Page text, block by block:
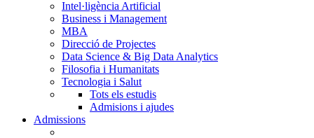
Intel·ligència Artificial
Business i Management
MBA
Direcció de Projectes
Data Science & Big Data Analytics
Filosofia i Humanitats
Tecnologia i Salut
Tots els estudis
Admisions i ajudes
Admissions